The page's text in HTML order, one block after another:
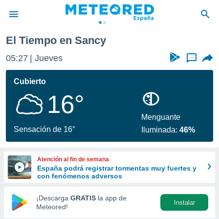
de
por
se
calidad.
a este
las
y
forma
digital
basada
El Tiempo en Sancy
05:27 Jueves ...
Cubierto
16°
Sensación de 16°
Menguante
Iluminada:46%
Atención al fin de semana
España podrá registrar tormentas muy fuertes y
con fenómenos adversos
¡Descarga GRATIS la app de
Meteored!
Instalar